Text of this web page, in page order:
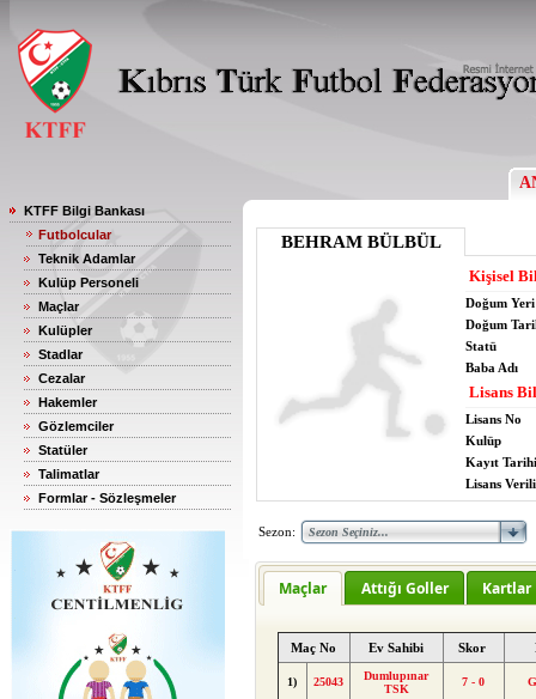
KTFF Bilgi Bankası
Futbolcular
Teknik Adamlar
Kulüp Personeli
Maçlar
Kulüpler
Stadlar
Cezalar
Hakemler
Gözlemciler
Statüler
Talimatlar
Formlar - Sözleşmeler
BEHRAM BÜLBÜL
Kişisel
Doğum Yeri
Doğum
Statü
Baba Adı
Lisans
Lisans No
Kulüp
Kayıt Tarihi
Lisans
Sezon:
Maçlar Attığı Goller Kartlar
Maç No Ev Sahibi Skor
1) 25043
Dumlupınar
TSK
7 - 0